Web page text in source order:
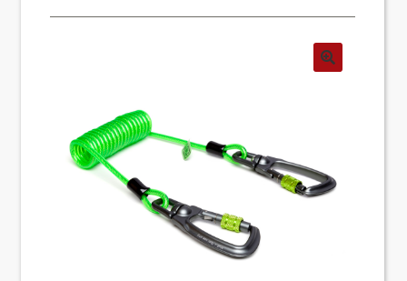
Kon­takt oss
Våre leverandør­er
About VIX